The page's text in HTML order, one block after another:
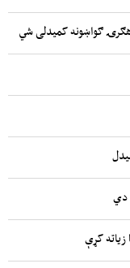
ګواښونه کمیدلی شي
دي
زیاته کړې